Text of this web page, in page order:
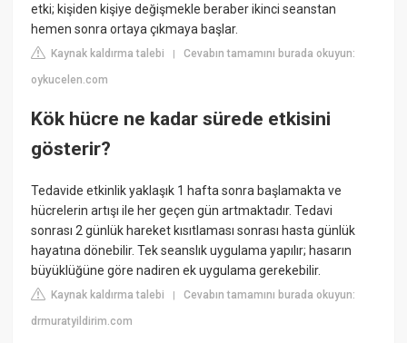
etki; kişiden kişiye değişmekle beraber ikinci seanstan
hemen sonra ortaya çıkmaya başlar.
Kaynak kaldırma talebi |Cevabın tamamını burada okuyun:
oykucelen.com
Kök hücre ne kadar sürede etkisini
gösterir?
Tedavide etkinlik yaklaşık 1 hafta sonra başlamakta ve
hücrelerin artışı ile her geçen gün artmaktadır. Tedavi
sonrası 2 günlük hareket kısıtlaması sonrası hasta günlük
hayatına dönebilir. Tek seanslık uygulama yapılır; hasarın
büyüklüğüne göre nadiren ek uygulama gerekebilir.
Kaynak kaldırma talebi |Cevabın tamamını burada okuyun:
drmuratyildirim.com